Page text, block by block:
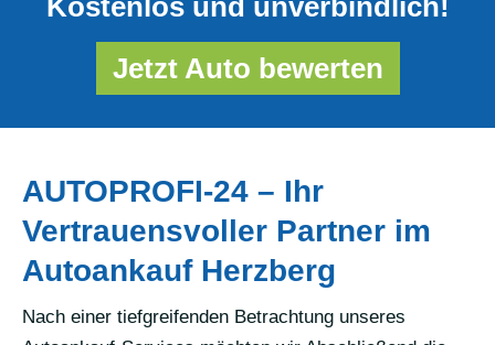
Kostenlos und unverbindlich!
Jetzt Auto bewerten
AUTOPROFI-24 – Ihr
Vertrauensvoller Partner im
Autoankauf Herzberg
Nach einer tiefgreifenden Betrachtung unseres